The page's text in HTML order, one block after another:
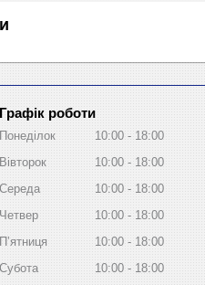
Графік роботи
Понеділок 10:00
18:00
Вівторок
10:00
18:00
Середа
10:00
18:00
Четвер
10:00
18:00
Пʼятниця
10:00
18:00
Субота
10:00
18:00